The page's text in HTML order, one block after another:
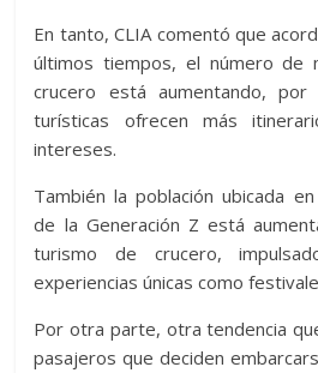
En tanto, CLIA comentó que
últimos tiempos, el número de
crucero está aumentando,
turísticas ofrecen más
intereses.
También la población ubicada
de la Generación Z está
turismo de crucero,
experiencias únicas como
Por otra parte, otra tendencia
pasajeros que deciden